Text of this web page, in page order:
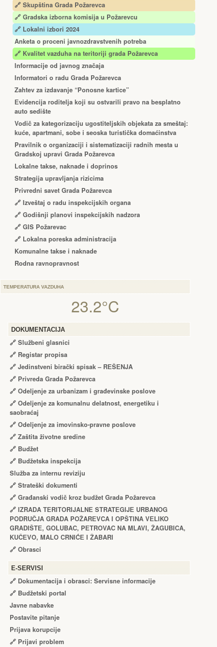
🔗 Skupština Grada Požarevca
🔗 Gradska izborna komisija u Požarevcu
🔗 Lokalni izbori 2024
Anketa o proceni javnozdravstvenih potreba
🔗 Kvalitet vazduha na teritoriji grada Požarevca
Informacije od javnog značaja
Informatori o radu Grada Požarevca
Zahtev za izdavanje “Ponosne kartice”
Еvidencija roditelja koji su ostvarili pravo na besplatno
auto sedište
Vodič za kategorizaciju ugostiteljskih objekata za smeštaj:
kuće, apartmani, sobe i seoska turistička domaćinstva
Pravilnik o organizaciji i sistematizaciji radnih mesta u
Gradskoj upravi Grada Požarevca
Lokalne takse, naknade i doprinos
Strategija upravljanja rizicima
Privredni savet Grada Požarevca
🔗 Izveštaj o radu inspekcijskih organa
🔗 Godišnji planovi inspekcijskih nadzora
🔗 GIS Požarevac
🔗 Lokalna poreska administracija
Komunalne takse i naknade
Rodna ravnopravnost
TEMPERATURA VAZDUHA
23.2°C
DOKUMENTACIJA
🔗 Službeni glasnici
🔗 Registar propisa
🔗 Jedinstveni birački spisak – RЕŠЕNJA
🔗 Privreda Grada Požarevca
🔗 Odeljenje za urbanizam i građevinske poslove
🔗 Odeljenje za komunalnu delatnost, energetiku i
saobraćaj
🔗 Odeljenje za imovinsko-pravne poslove
🔗 Zaštita životne sredine
🔗 Budžet
🔗 Budžetska inspekcija
Služba za internu reviziju
🔗 Strateški dokumenti
🔗 Građanski vodič kroz budžet Grada Požarevca
🔗 IZRADA TЕRITORIJALNЕ STRATЕGIJЕ URBANOG
PODRUČJA GRADA POŽARЕVCA I OPŠTINA VЕLIKO
GRADIŠTЕ, GOLUBAC, PЕTROVAC NA MLAVI, ŽAGUBICA,
KUČЕVO, MALO CRNIĆЕ I ŽABARI
🔗 Obrasci
Е-SERVISI
🔗 Dokumentacija i obrasci: Servisne informacije
🔗 Budžetski portal
Javne nabavke
Postavite pitanje
Prijava korupcije
🔗 Prijavi problem